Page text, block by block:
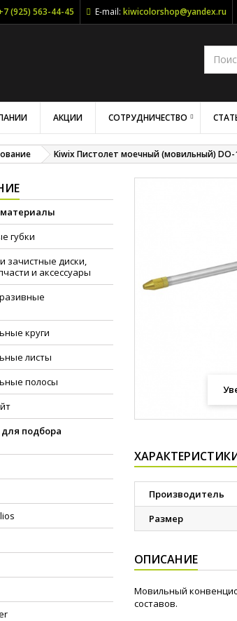
(925) 563-44-45 E-mail: kiwicolorshop@yandex.ru
АКЦИИ СОТРУДНИЧЕСТВО
Kiwix Пистолет моечный (мовильный)
губки
зачистные диски,
и аксессуары
круги
листы
полосы
подбора
Производитель
Размер
ОПИСАНИЕ
Мовильный
составов.